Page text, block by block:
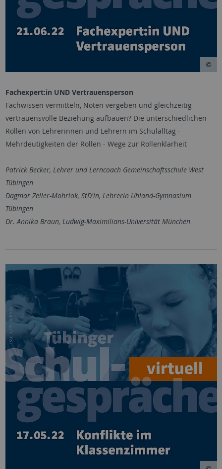
Fachexpert:in UND Vertrauensperson
Fachwissen vermitteln, Noten vergeben und gleichzeitig
vertrauensvolle Beziehung aufbauen? Die unterschiedlichen
Rollen von Lehrerinnen und Lehrern im Schulalltag -
Mehrdeutigkeiten der Rollen - Wege zur Rollenklarheit
Patrick Becker, Lehrer und Lerncoach Gemeinschaftsschule West
Tübingen
Dagmar Zeller-Mohrlok, StD'in, Lehrerin Uhland-Gymnasium
Tübingen
Dr. Annika Braun, Ludwig-Maximilians-Universität München